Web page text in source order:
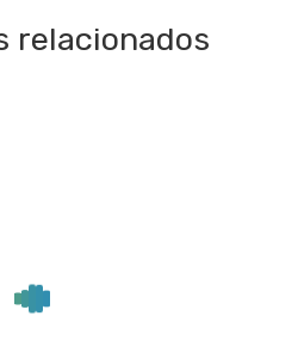
relacionados